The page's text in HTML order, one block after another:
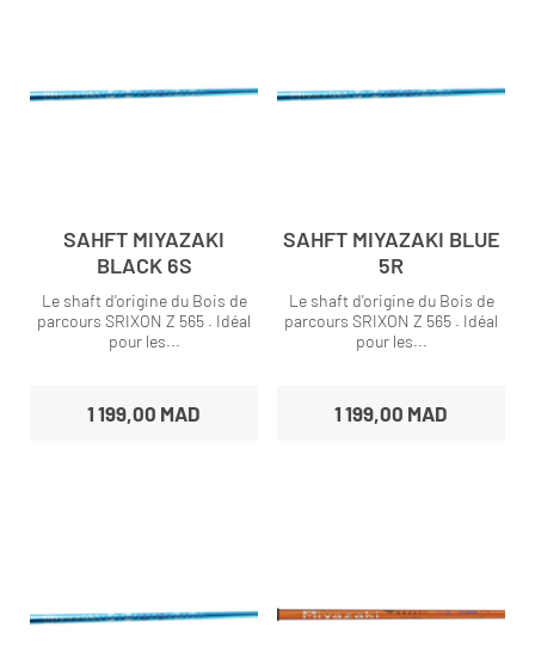
SAHFT MIYAZAKI
BLACK 6S
Le shaft d'origine du Bois de
parcours SRIXON Z 565 . Idéal
pour les...
1 199,00 MAD
SAHFT MIYAZAKI BLUE
5R
Le shaft d'origine du Bois de
parcours SRIXON Z 565 . Idéal
pour les...
1 199,00 MAD